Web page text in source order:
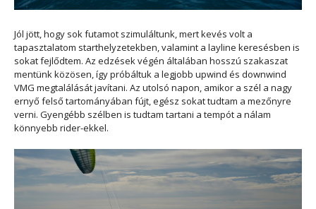
Jól jött, hogy sok futamot szimuláltunk, mert kevés volt a
tapasztalatom starthelyzetekben, valamint a layline keresésben is
sokat fejlődtem. Az edzések végén általában hosszú szakaszat
mentünk közösen, így próbáltuk a legjobb upwind és downwind
VMG megtalálását javítani. Az utolsó napon, amikor a szél a nagy
ernyő felső tartományában fújt, egész sokat tudtam a mezőnyre
verni. Gyengébb szélben is tudtam tartani a tempót a nálam
könnyebb rider-ekkel.